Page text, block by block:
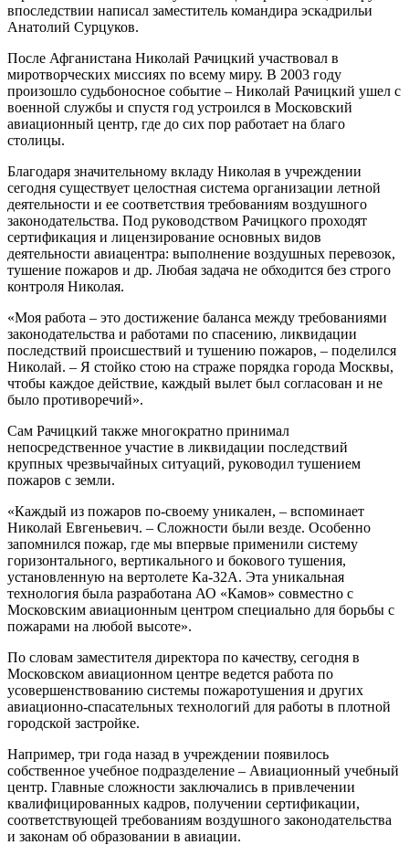
впоследствии написал заместитель командира эскадрильи
Анатолий Сурцуков.
После Афганистана Николай Рачицкий участвовал в
миротворческих миссиях по всему миру. В 2003 году
произошло судьбоносное событие – Николай Рачицкий ушел с
военной службы и спустя год устроился в Московский
авиационный центр, где до сих пор работает на благо
столицы.
Благодаря значительному вкладу Николая в учреждении
сегодня существует целостная система организации летной
деятельности и ее соответствия требованиям воздушного
законодательства. Под руководством Рачицкого проходят
сертификация и лицензирование основных видов
деятельности авиацентра: выполнение воздушных перевозок,
тушение пожаров и др. Любая задача не обходится без строго
контроля Николая.
«Моя работа – это достижение баланса между требованиями
законодательства и работами по спасению, ликвидации
последствий происшествий и тушению пожаров, – поделился
Николай. – Я стойко стою на страже порядка города Москвы,
чтобы каждое действие, каждый вылет был согласован и не
было противоречий».
Сам Рачицкий также многократно принимал
непосредственное участие в ликвидации последствий
крупных чрезвычайных ситуаций, руководил тушением
пожаров с земли.
«Каждый из пожаров по-своему уникален, – вспоминает
Николай Евгеньевич. – Сложности были везде. Особенно
запомнился пожар, где мы впервые применили систему
горизонтального, вертикального и бокового тушения,
установленную на вертолете Ка-32А. Эта уникальная
технология была разработана АО «Камов» совместно с
Московским авиационным центром специально для борьбы с
пожарами на любой высоте».
По словам заместителя директора по качеству, сегодня в
Московском авиационном центре ведется работа по
усовершенствованию системы пожаротушения и других
авиационно-спасательных технологий для работы в плотной
городской застройке.
Например, три года назад в учреждении появилось
собственное учебное подразделение – Авиационный учебный
центр. Главные сложности заключались в привлечении
квалифицированных кадров, получении сертификации,
соответствующей требованиям воздушного законодательства
и законам об образовании в авиации.